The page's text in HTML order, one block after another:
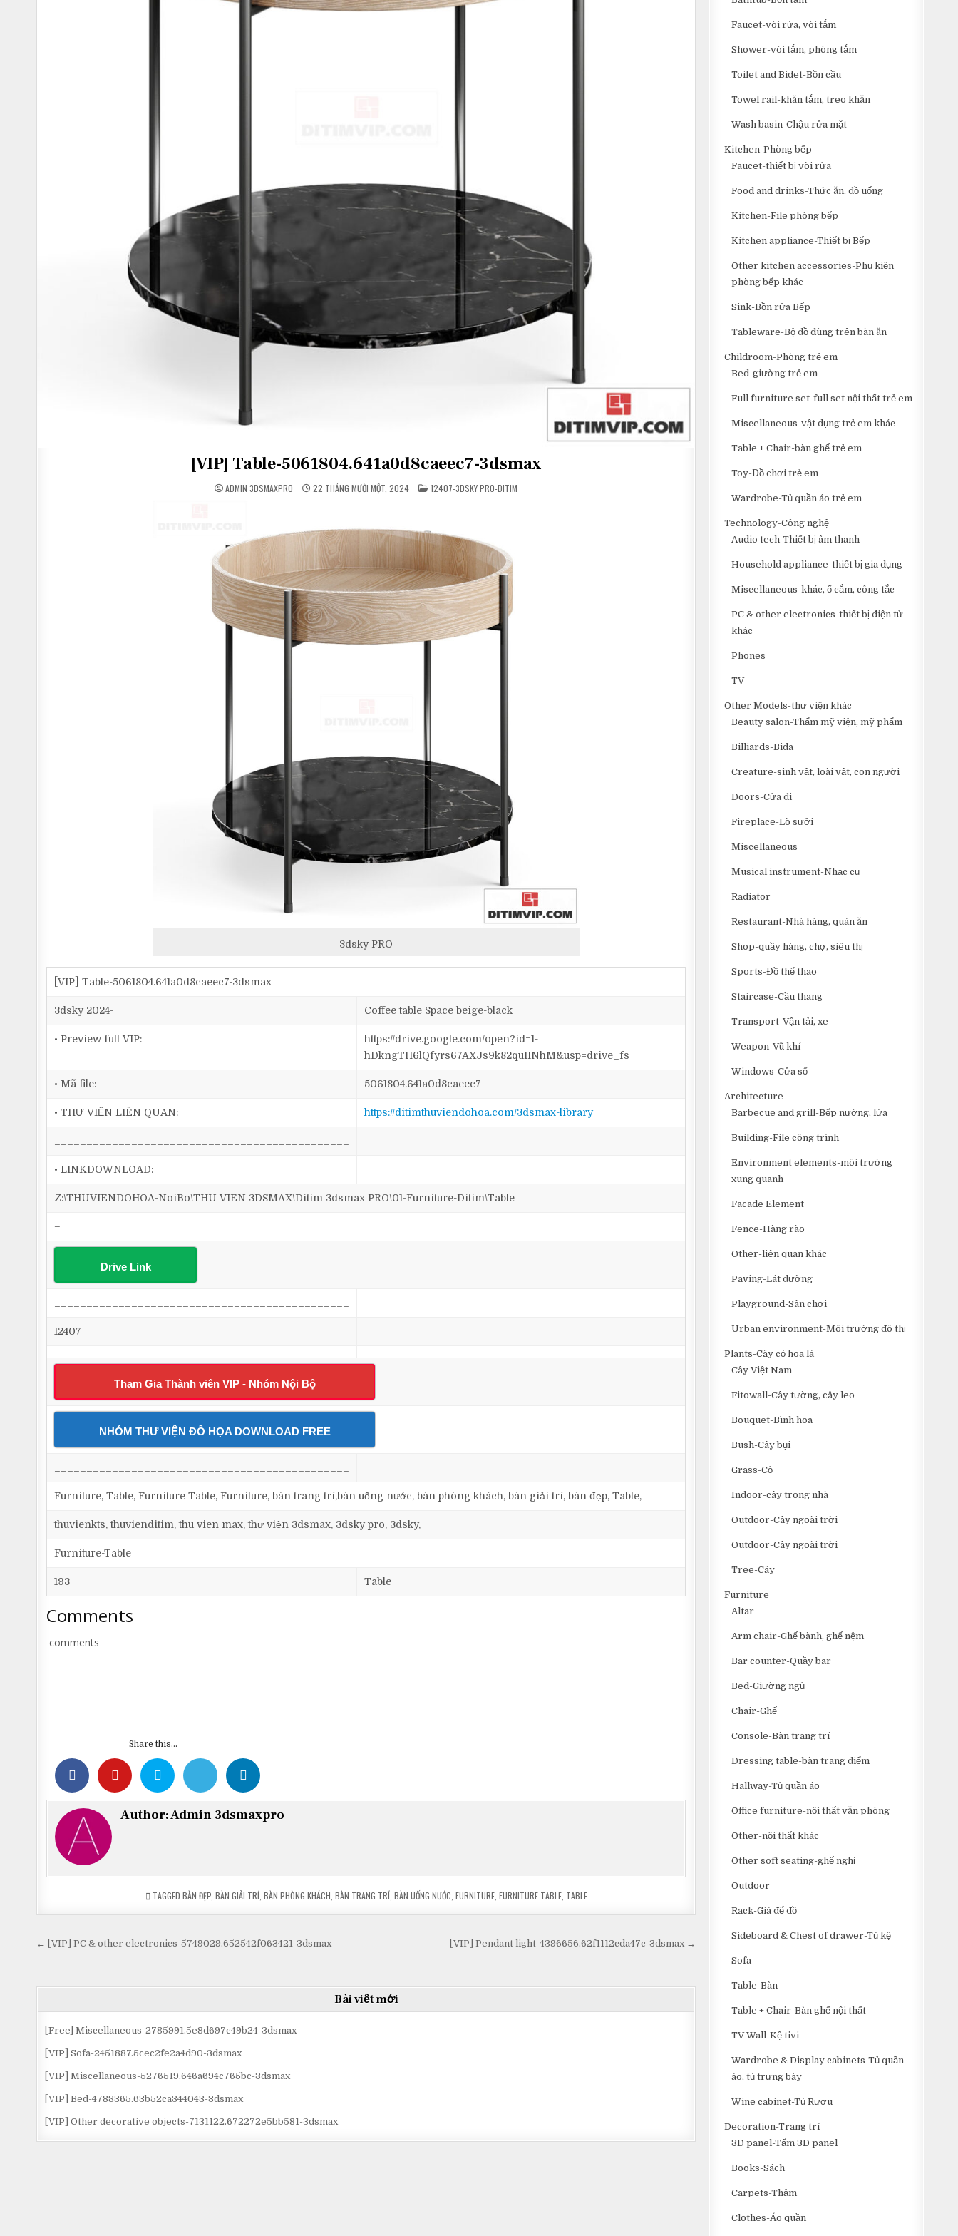
[VIP] Table-5061804.641a0d8caeec7-3dsmax
ADMIN 3DSMAXPRO 22 THÁNG MƯỜI MỘT, 2024 POSTED
IN
12407-3DSKY PRO-DITIM
3dsky PRO
[VIP] Table-5061804.641a0d8caeec7-3dsmax
3dsky 2024- Coffee table Space beige-black
• Preview full VIP:
https://drive.google.com/open?id=1-
hDkngTH6lQfyrs67AXJs9k82quIINhM&usp=drive_fs
• Mã file: 5061804.641a0d8caeec7
• THƯ VIỆN LIÊN QUAN: https://ditimthuviendohoa.com/3dsmax-library
• LINKDOWNLOAD:
Z:\THUVIENDOHOA-NoiBo\THU VIEN 3DSMAX\Ditim 3dsmax PRO\01-Furniture-Ditim\Table
–
Drive Link
12407
Tham Gia Thành viên VIP - Nhóm Nội Bộ
NHÓM THƯ VIỆN ĐỒ HỌA DOWNLOAD FREE
Furniture, Table, Furniture Table, Furniture, bàn trang trí,bàn uống nước, bàn phòng khách, bàn giải trí, bàn đẹp, Table,
thuvienkts, thuvienditim, thu vien max, thư viện 3dsmax, 3dsky pro, 3dsky,
Furniture-Table
193 Table
Comments
comments
Share this...
Author:Admin 3dsmaxpro
TAGGED BÀN ĐẸP, BÀN GIẢI TRÍ, BÀN PHÒNG KHÁCH BÀN TRANG TRÍ, BÀN UỐNG NƯỚC FURNITURE, FURNITURE TABLE, TABLE
Điều
bài
viết
[VIP] Pendant light-4396656.62f1112cda47c-3dsmax →
← [VIP] PC & other electronics-5749029.652542f063421-3dsmax
Bài viết mới
[Free] Miscellaneous-2785991.5e8d697c49b24-3dsmax
[VIP] Sofa-2451887.5cec2fe2a4d90-3dsmax
[VIP] Miscellaneous-5276519.646a694c765bc-3dsmax
[VIP] Bed-4788365.63b52ca344043-3dsmax
[VIP] Other decorative objects-7131122.672272e5bb581-3dsmax
Faucet-vòi rửa, vòi tắm
Shower-vòi tắm, phòng tắm
Toilet and Bidet-Bồn cầu
Towel rail-khăn tắm, treo khăn
Wash basin-Chậu rửa mặt
Kitchen-Phòng bếp
Faucet-thiết bị vòi rửa
Food and drinks-Thức ăn, đồ uống
Kitchen-File phòng bếp
Kitchen appliance-Thiết bị Bếp
Other kitchen accessories-Phụ kiện
phòng bếp khác
Sink-Bồn rửa Bếp
Tableware-Bộ đồ dùng trên bàn ăn
Childroom-Phòng trẻ em
Bed-giường trẻ em
Full furniture set-full set nội thất trẻ em
Miscellaneous-vật dụng trẻ em khác
Table + Chair-bàn ghế trẻ em
Toy-Đồ chơi trẻ em
Wardrobe-Tủ quần áo trẻ em
Technology-Công nghệ
Audio tech-Thiết bị âm thanh
Household appliance-thiết bị gia dụng
Miscellaneous-khác, ổ cắm, công tắc
PC & other electronics-thiết bị điện tử
khác
Phones
TV
Other Models-thư viện khác
Beauty salon-Thẩm mỹ viện, mỹ phẩm
Billiards-Bida
Creature-sinh vật, loài vật, con người
Doors-Cửa đi
Fireplace-Lò sưởi
Miscellaneous
Musical instrument-Nhạc cụ
Radiator
Restaurant-Nhà hàng, quán ăn
Shop-quầy hàng, chợ, siêu thị
Sports-Đồ thể thao
Staircase-Cầu thang
Transport-Vận tải, xe
Weapon-Vũ khí
Windows-Cửa sổ
Architecture
Barbecue and grill-Bếp nướng, lửa
Building-File công trình
Environment elements-môi trường
xung quanh
Facade Element
Fence-Hàng rào
Other-liên quan khác
Paving-Lát đường
Playground-Sân chơi
Urban environment-Môi trường đô thị
Plants-Cây cỏ hoa lá
Cây Việt Nam
Fitowall-Cây tường, cây leo
Bouquet-Bình hoa
Bush-Cây bụi
Grass-Cỏ
Indoor-cây trong nhà
Outdoor-Cây ngoài trời
Outdoor-Cây ngoài trời
Tree-Cây
Furniture
Altar
Arm chair-Ghế bành, ghế nệm
Bar counter-Quầy bar
Bed-Giường ngủ
Chair-Ghế
Console-Bàn trang trí
Dressing table-bàn trang điểm
Hallway-Tủ quần áo
Office furniture-nội thất văn phòng
Other-nội thất khác
Other soft seating-ghế nghỉ
Outdoor
Rack-Giá để đồ
Sideboard & Chest of drawer-Tủ kệ
Sofa
Table-Bàn
Table + Chair-Bàn ghế nội thất
TV Wall-Kệ tivi
Wardrobe & Display cabinets-Tủ quần
áo, tủ trưng bày
Wine cabinet-Tủ Rượu
Decoration-Trang trí
3D panel-Tấm 3D panel
Books-Sách
Carpets-Thảm
Clothes-Áo quần